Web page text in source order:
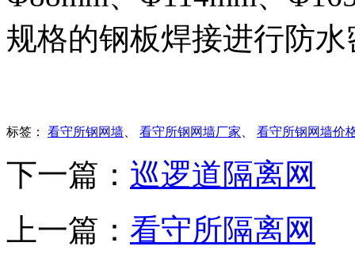
规格的钢板焊接进行防
标签： 看守所钢网墙、 看守所钢网墙厂家、 看守所钢网墙价
下一篇： 巡逻道隔离网
上一篇： 看守所隔离网